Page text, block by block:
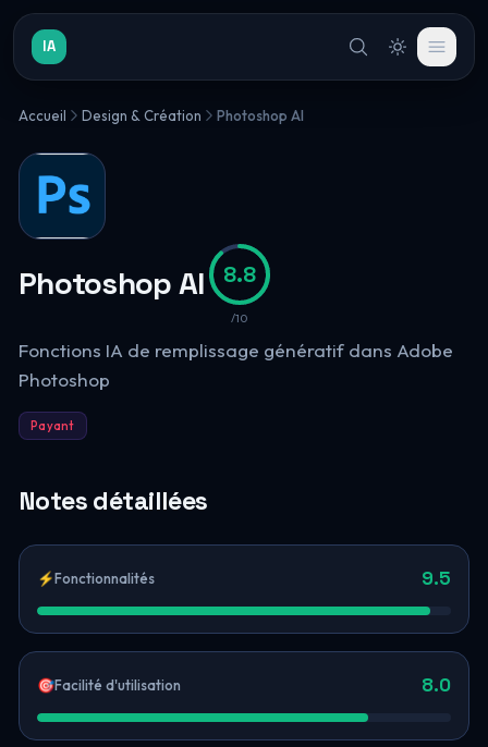
IA
Accueil Design & Création Photoshop AI
Photoshop AI 8.8
/10
Fonctions IA de remplissage génératif dans Adobe
Photoshop
Payant
Notes détaillées
⚡Fonctionnalités 9.5
🎯Facilité d'utilisation 8.0